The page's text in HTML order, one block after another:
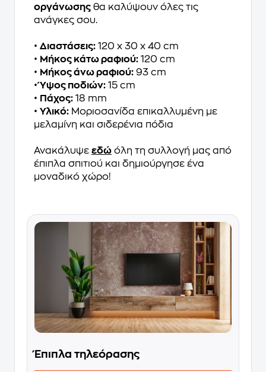
οργάνωσης θα καλύψουν όλες τις
ανάγκες σου.
• Διαστάσεις: 120 x 30 x 40 cm
• Μήκος κάτω ραφιού: 120 cm
• Μήκος άνω ραφιού: 93 cm
•Ύψος ποδιών: 15 cm
• Πάχος: 18 mm
• Υλικό: Μοριοσανίδα επικαλλυμένη με
μελαμίνη και σιδερένια πόδια
Ανακάλυψε εδώ όλη τη συλλογή μας από
έπιπλα σπιτιού και δημιούργησε ένα
μοναδικό χώρο!
Έπιπλα τηλεόρασης